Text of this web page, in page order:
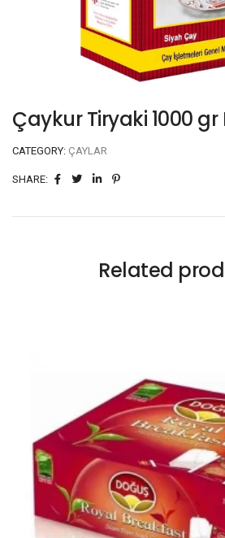
Çaykur Tiryaki 1000
CATEGORY: ÇAYLAR
SHARE:
Related